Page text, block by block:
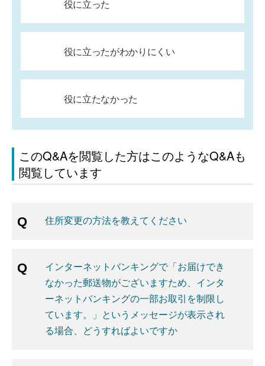
役に立った
役に立ったがわかりにくい
役に立たなかった
このQ&Aを閲覧した方はこのようなQ&Aも
閲覧しています
住所変更の方法を教えてください
インターネットバンキングで「お届けでき
なかった郵送物がございますため、インタ
ーネットバンキングの一部お取引を制限し
ています。」というメッセージが表示され
る場合、どうすればよいですか